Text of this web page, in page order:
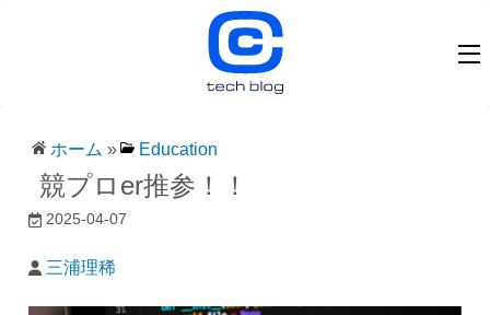
ホーム » Education
競プロer推参！！
2025-04-07
三浦理稀